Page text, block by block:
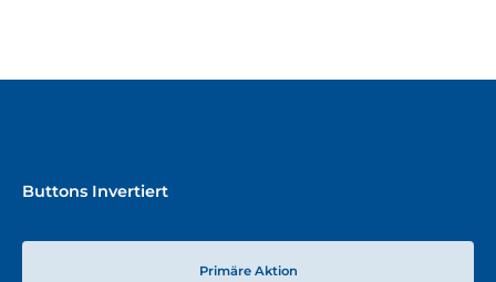
Buttons Invertiert
Primäre Aktion